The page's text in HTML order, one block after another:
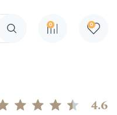
Поиск по сайту
0 0
4.6